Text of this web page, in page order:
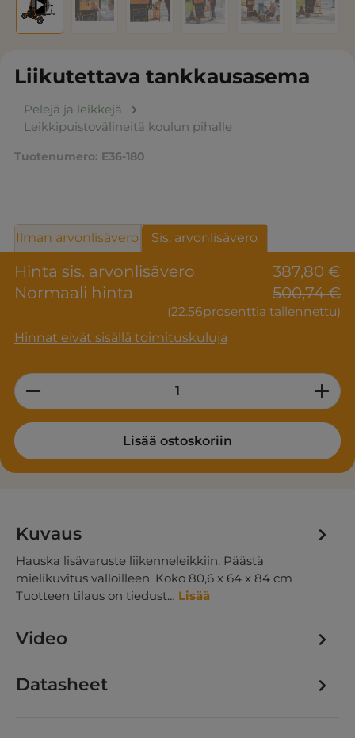
Liikutettava tankkausasema
Pelejä ja leikkejä
Leikkipuistovälineitä koulun pihalle
Tuotenumero: E36-180
Hinta sis. arvonlisävero
387,80 €
Normaali hinta
500,74 €
(22.56prosenttia tallennettu)
Hinnat eivät sisällä toimituskuluja
Ilman arvonlisävero Sis. arvonlisävero
Product Quantity: Enter the desired
Lisää ostoskoriin
Kuvaus
Hauska lisävaruste liikenneleikkiin. Päästä
mielikuvitus valloilleen. Koko 80,6 x 64 x 84 cm
Tuotteen tilaus on tiedust… Lisää
Video
Datasheet